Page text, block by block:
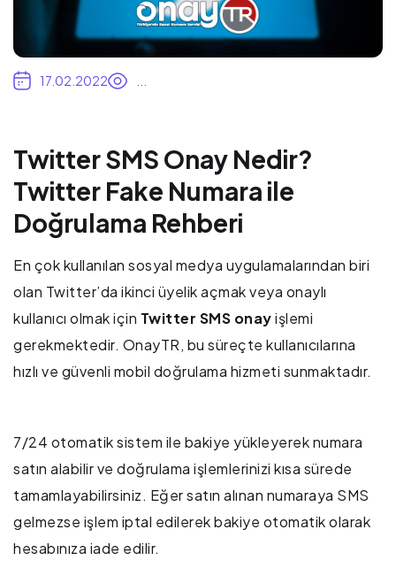
17.02.2022
Twitter SMS Onay Nedir?
Twitter Fake Numara ile
Doğrulama Rehberi
En çok kullanılan sosyal medya uygulamalarından biri
olan Twitter’da ikinci üyelik açmak veya onaylı
kullanıcı olmak için Twitter SMS onayişlemi
gerekmektedir. OnayTR, bu süreçte kullanıcılarına
hızlı ve güvenli mobil doğrulama hizmeti sunmaktadır.
7/24 otomatik sistem ile bakiye yükleyerek numara
satın alabilir ve doğrulama işlemlerinizi kısa sürede
tamamlayabilirsiniz. Eğer satın alınan numaraya SMS
gelmezse işlem iptal edilerek bakiye otomatik olarak
hesabınıza iade edilir.